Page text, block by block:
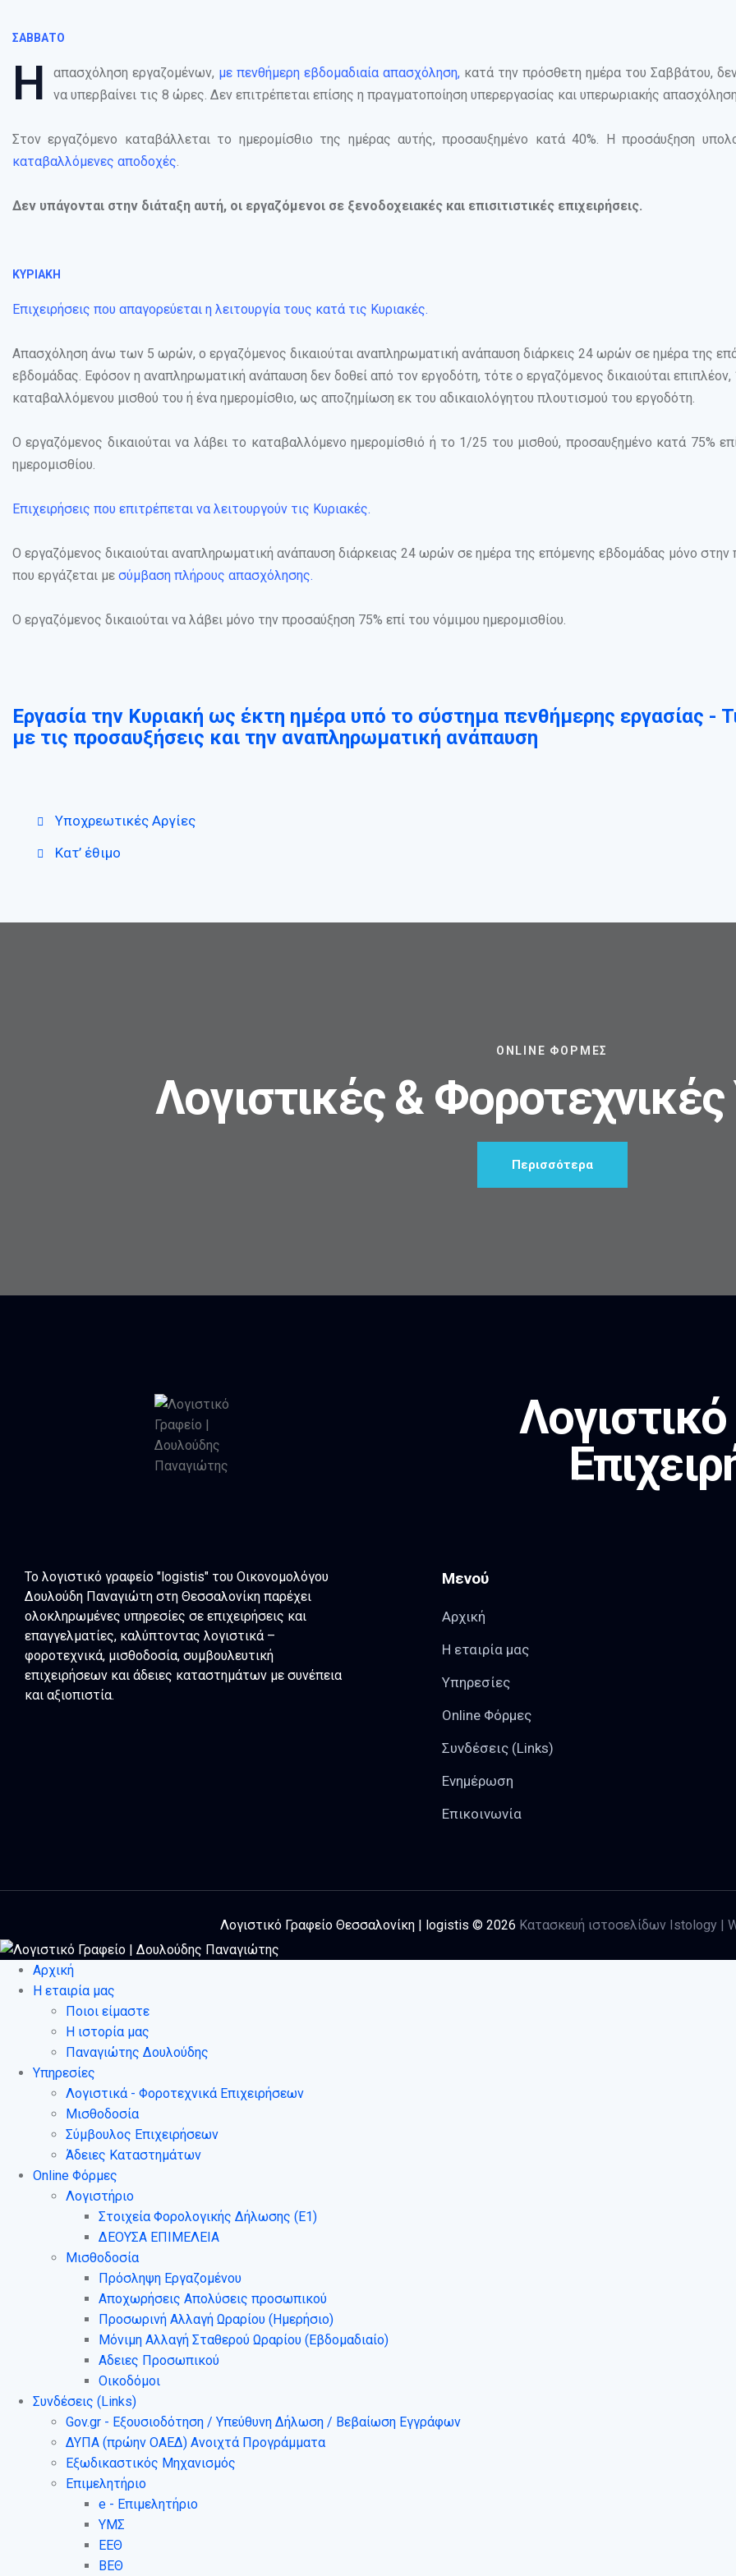
ΣΑΒΒΑΤΟ
Η απασχόληση εργαζομένων, με πενθήμερη εβδομαδιαία απασχόληση, κατά την πρόσθετη ημέρα του Σαββάτου,
να υπερβαίνει τις 8 ώρες. Δεν επιτρέπεται επίσης η πραγματοποίηση υπερεργασίας και υπερωριακής
Στον εργαζόμενο καταβάλλεται το ημερομίσθιο της ημέρας αυτής, προσαυξημένο κατά 40%. Η προσάυξηση
καταβαλλόμενες αποδοχές.
Δεν υπάγονται στην διάταξη αυτή, οι εργαζόμενοι σε ξενοδοχειακές και επισιτιστικές επιχειρήσεις.
ΚΥΡΙΑΚΗ
Επιχειρήσεις που απαγορεύεται η λειτουργία τους κατά τις Κυριακές.
Απασχόληση άνω των 5 ωρών, ο εργαζόμενος δικαιούται αναπληρωματική ανάπαυση διάρκεις 24 ωρών σε ημέρα της
εβδομάδας. Εφόσον η αναπληρωματική ανάπαυση δεν δοθεί από τον εργοδότη, τότε ο εργαζόμενος δικαιούται
καταβαλλόμενου μισθού του ή ένα ημερομίσθιο, ως αποζημίωση εκ του αδικαιολόγητου πλουτισμού του εργοδότη.
Ο εργαζόμενος δικαιούται να λάβει το καταβαλλόμενο ημερομίσθιό ή το 1/25 του μισθού, προσαυξημένο κατά 75%
ημερομισθίου.
Επιχειρήσεις που επιτρέπεται να λειτουργούν τις Κυριακές.
Ο εργαζόμενος δικαιούται αναπληρωματική ανάπαυση διάρκειας 24 ωρών σε ημέρα της επόμενης εβδομάδας μόνο στην
που εργάζεται με σύμβαση πλήρους απασχόλησης.
Ο εργαζόμενος δικαιούται να λάβει μόνο την προσαύξηση 75% επί του νόμιμου ημερομισθίου.
Εργασία την Κυριακή ως έκτη ημέρα υπό το σύστημα πενθήμερης εργασίας -
με τις προσαυξήσεις και την αναπληρωματική ανάπαυση
Υποχρεωτικές Αργίες
Κατ’ έθιμο
ONLINE ΦΌΡΜΕΣ
Λογιστικές &
Περισσότερα
Το λογιστικό γραφείο "logistis" του Οικονομολόγου
Δουλούδη Παναγιώτη στη Θεσσαλονίκη παρέχει
ολοκληρωμένες υπηρεσίες σε επιχειρήσεις και
επαγγελματίες, καλύπτοντας λογιστικά –
φοροτεχνικά, μισθοδοσία, συμβουλευτική
επιχειρήσεων και άδειες καταστημάτων με συνέπεια
και αξιοπιστία.
Μενού
Αρχική
Η εταιρία μας
Υπηρεσίες
Online Φόρμες
Συνδέσεις (Links)
Ενημέρωση
Επικοινωνία
Λογιστικό Γραφείο Θεσσαλονίκη | logistis © 2026 Κατασκευή ιστοσελίδων Istology |
Αρχική
Η εταιρία μας
Ποιοι είμαστε
Η ιστορία μας
Παναγιώτης Δουλούδης
Υπηρεσίες
Λογιστικά - Φοροτεχνικά Επιχειρήσεων
Μισθοδοσία
Σύμβουλος Επιχειρήσεων
Άδειες Καταστημάτων
Online Φόρμες
Λογιστήριο
Στοιχεία Φορολογικής Δήλωσης (Ε1)
ΔΕΟΥΣΑ ΕΠΙΜΕΛΕΙΑ
Μισθοδοσία
Πρόσληψη Εργαζομένου
Αποχωρήσεις Απολύσεις προσωπικού
Προσωρινή Αλλαγή Ωραρίου (Ημερήσιο)
Μόνιμη Αλλαγή Σταθερού Ωραρίου (Εβδομαδιαίο)
Αδειες Προσωπικού
Οικοδόμοι
Συνδέσεις (Links)
Gov.gr - Εξουσιοδότηση / Υπεύθυνη Δήλωση / Βεβαίωση Εγγράφων
ΔΥΠΑ (πρώην ΟΑΕΔ) Ανοιχτά Προγράμματα
Εξωδικαστικός Μηχανισμός
Επιμελητήριο
e - Επιμελητήριο
ΥΜΣ
ΕΕΘ
ΒΕΘ